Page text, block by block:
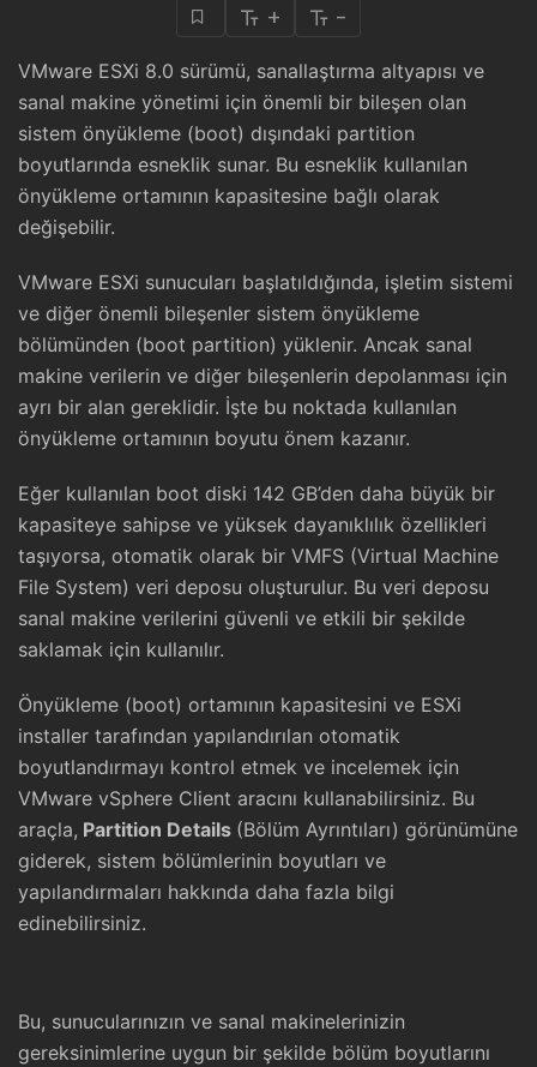
+ -
VMware ESXi 8.0 sürümü, sanallaştırma altyapısı ve
sanal makine yönetimi için önemli bir bileşen olan
sistem önyükleme (boot) dışındaki partition
boyutlarında esneklik sunar. Bu esneklik kullanılan
önyükleme ortamının kapasitesine bağlı olarak
değişebilir.
VMware ESXi sunucuları başlatıldığında, işletim sistemi
ve diğer önemli bileşenler sistem önyükleme
bölümünden (boot partition) yüklenir. Ancak sanal
makine verilerin ve diğer bileşenlerin depolanması için
ayrı bir alan gereklidir. İşte bu noktada kullanılan
önyükleme ortamının boyutu önem kazanır.
Eğer kullanılan boot diski 142 GB’den daha büyük bir
kapasiteye sahipse ve yüksek dayanıklılık özellikleri
taşıyorsa, otomatik olarak bir VMFS (Virtual Machine
File System) veri deposu oluşturulur. Bu veri deposu
sanal makine verilerini güvenli ve etkili bir şekilde
saklamak için kullanılır.
Önyükleme (boot) ortamının kapasitesini ve ESXi
installer tarafından yapılandırılan otomatik
boyutlandırmayı kontrol etmek ve incelemek için
VMware vSphere Client aracını kullanabilirsiniz. Bu
araçla, Partition Details (Bölüm Ayrıntıları) görünümüne
giderek, sistem bölümlerinin boyutları ve
yapılandırmaları hakkında daha fazla bilgi
edinebilirsiniz.
Bu, sunucularınızın ve sanal makinelerinizin
gereksinimlerine uygun bir şekilde bölüm boyutlarını